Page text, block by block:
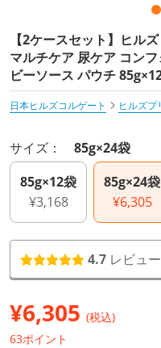
【2ケースセット】ヒル
マルチケア 尿ケア コン
ビーソース パウチ
日本ヒルズコルゲート
ヒルズプ
サイズ： 85g×24袋
85g×12袋
¥3,168
85g×24袋
¥6,305
4.7 レビュ
¥6,305 (税込)
63ポイント